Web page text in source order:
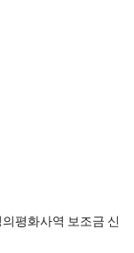
평화사역 보조금 신